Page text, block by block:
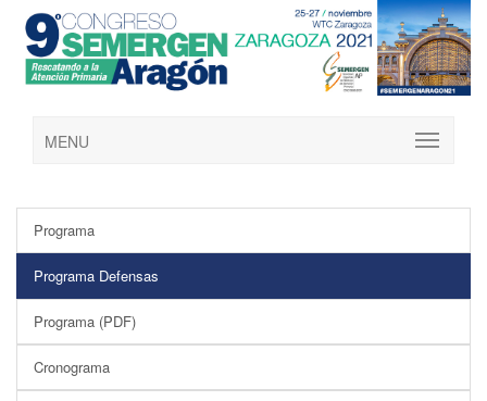
MENU
Programa
Programa Defensas
Programa (PDF)
Cronograma